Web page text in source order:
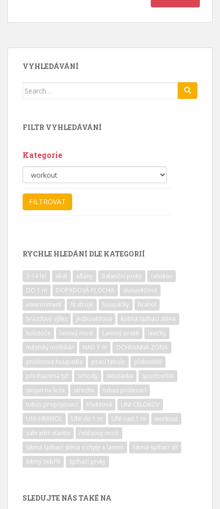
VYHLEDÁVÁNÍ
Search
FILTR VYHLEDÁVÁNÍ
Kategorie
RYCHLE HLEDÁNÍ DLE KATEGORIÍ
3-14 let akát altány balanční prvky
celokov
DO 1 m
DOPADOVÁ PLOCHA
dvouvěžová
environment
fit stroje houpačky
hranol
hrazdový výlez
jednověžová
kolmá šplhací stěna
kolotoče
lanový most Lanový prvek
lavičky
městský mobiliář
NAD 1 m
OCHRANNÁ ZÓNA
pružinová houpadla
psací tabule
pískoviště
předsazená tyč
schody skluzavka
sportoviště
stojan na kola
střecha
tubus prolezací
tubus propojovací
třívěžová
UNI-CELOKOV
UNI-HRANOL
UNI do 1 m UNI nad 1 m
workout
zahradní stavby
řetězový most
šikmá šplhací stěna s chyty a lanem
šikmá šplhací síť
šikmý žebřík
šplhací prvky
SLEDUJTE NÁS TAKÉ NA